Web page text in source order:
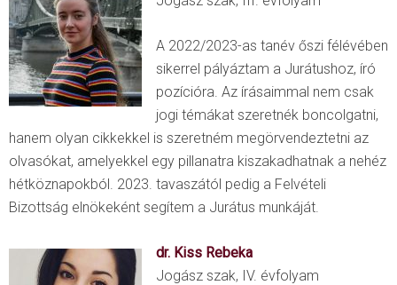
A 2022/2023-as tanév őszi félévében
sikerrel pályáztam a Jurátushoz, író
pozícióra. Az írásaimmal nem csak
jogi témákat szeretnék boncolgatni,
hanem olyan cikkekkel is szeretném megörvendeztetni az
olvasókat, amelyekkel egy pillanatra kiszakadhatnak a nehéz
hétköznapokból. 2023. tavaszától pedig a Felvételi
Bizottság elnökeként segítem a Jurátus munkáját.
dr. Kiss Rebeka
Jogász szak, IV. évfolyam